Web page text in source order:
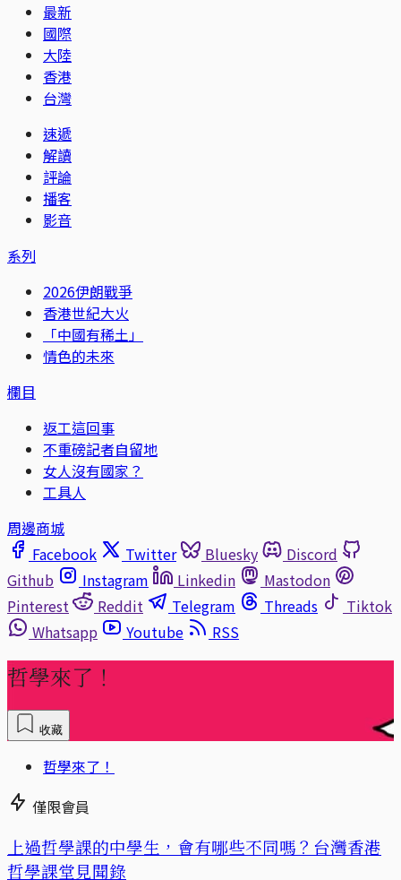
最新
國際
大陸
香港
台灣
速遞
解讀
評論
播客
影音
系列
2026伊朗戰爭
香港世紀大火
「中國有稀土」
情色的未來
欄目
返工這回事
不重磅記者自留地
女人沒有國家？
工具人
周邊商城
Facebook
Twitter Bluesky
Discord
Github
Instagram Linkedin
Mastodon
Pinterest
Reddit Telegram Threads
Tiktok
Whatsapp
Youtube RSS
哲學來了！
收藏
哲學來了！
僅限會員
上過哲學課的中學生，會有哪些不同嗎？台灣香港
哲學課堂見聞錄